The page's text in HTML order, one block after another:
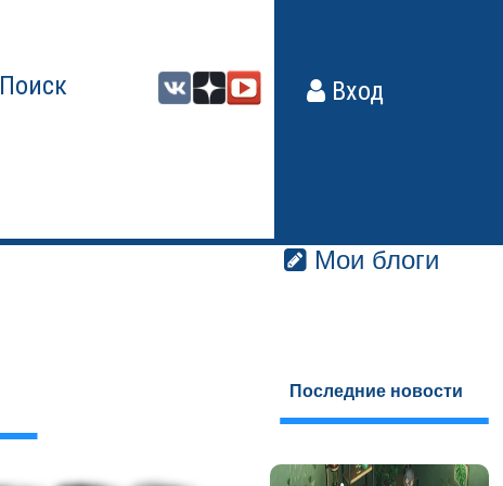
Поиск Вход
Мои блоги
Последние новости